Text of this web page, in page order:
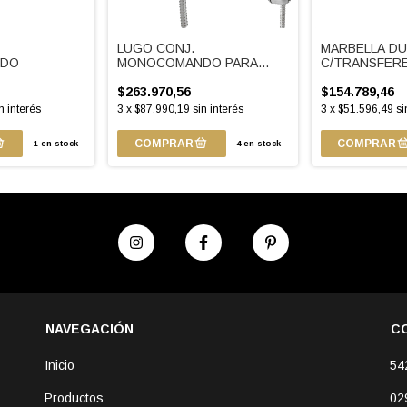
interés
1en stock
LUGO CONJ.
MONOCOMANDO PARA
$263.970,56
3 x$87.990,19 sin interés
4en stock
MARBELLA
C/
$154.789,46
3 x $51.596,49
NAVEGACIÓN
Inicio
Productos